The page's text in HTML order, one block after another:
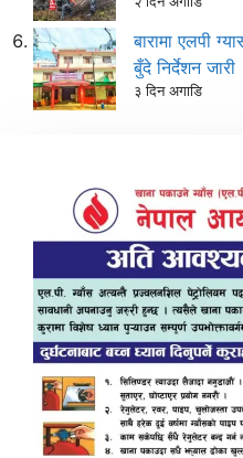
बारामा एलपी
बुँदे निर्देशन जारी
३ दिन अगाडि